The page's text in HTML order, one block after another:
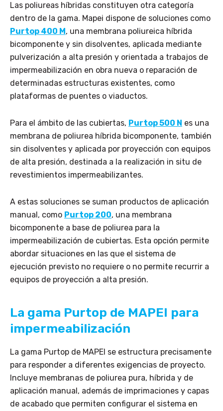
Las poliureas híbridas constituyen otra categoría
dentro de la gama. Mapei dispone de soluciones como
Purtop 400 M, una membrana poliureica híbrida
bicomponente y sin disolventes, aplicada mediante
pulverización a alta presión y orientada a trabajos de
impermeabilización en obra nueva o reparación de
determinadas estructuras existentes, como
plataformas de puentes o viaductos.
Para el ámbito de las cubiertas, Purtop 500 N es una
membrana de poliurea híbrida bicomponente, también
sin disolventes y aplicada por proyección con equipos
de alta presión, destinada a la realización in situ de
revestimientos impermeabilizantes.
A estas soluciones se suman productos de aplicación
manual, como Purtop 200, una membrana
bicomponente a base de poliurea para la
impermeabilización de cubiertas. Esta opción permite
abordar situaciones en las que el sistema de
ejecución previsto no requiere o no permite recurrir a
equipos de proyección a alta presión.
La gama Purtop de MAPEI para
impermeabilización
La gama Purtop de MAPEI se estructura precisamente
para responder a diferentes exigencias de proyecto.
Incluye membranas de poliurea pura, híbrida y de
aplicación manual, además de imprimaciones y capas
de acabado que permiten configurar el sistema en